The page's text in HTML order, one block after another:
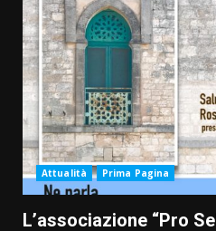
Attualità Prima Pagina
L’associazione “Pro